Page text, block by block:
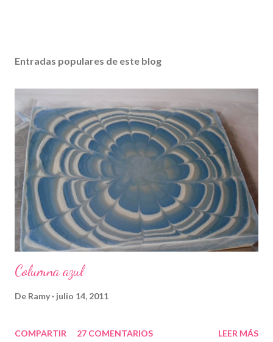
Entradas populares de este blog
Columna azul
De Ramy julio 14, 2011
COMPARTIR 27 COMENTARIOS LEER MÁS